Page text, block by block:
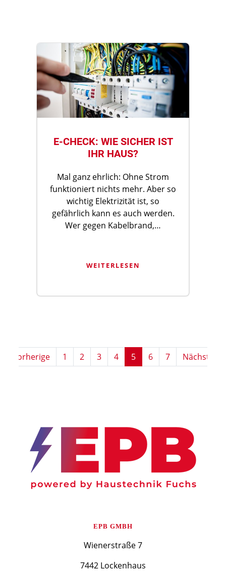
E-CHECK: WIE SICHER IST
IHR HAUS?
Mal ganz ehrlich: Ohne Strom
funktioniert nichts mehr. Aber so
wichtig Elektrizität ist, so
gefährlich kann es auch werden.
Wer gegen Kabelbrand,…
WEITERLESEN
Vorherige 1 2 3 4 5 6 7 Nächste
EPB GMBH
Wienerstraße 7
7442 Lockenhaus